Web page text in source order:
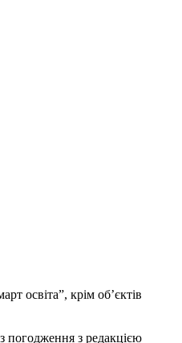
освіта”, крім об’єктів
погодження з редакцією